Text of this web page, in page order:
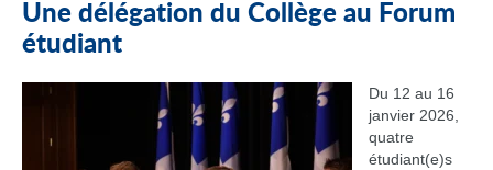
Une délégation du Collège au Forum
étudiant
Du 12 au 16
janvier 2026,
quatre
étudiant(e)s